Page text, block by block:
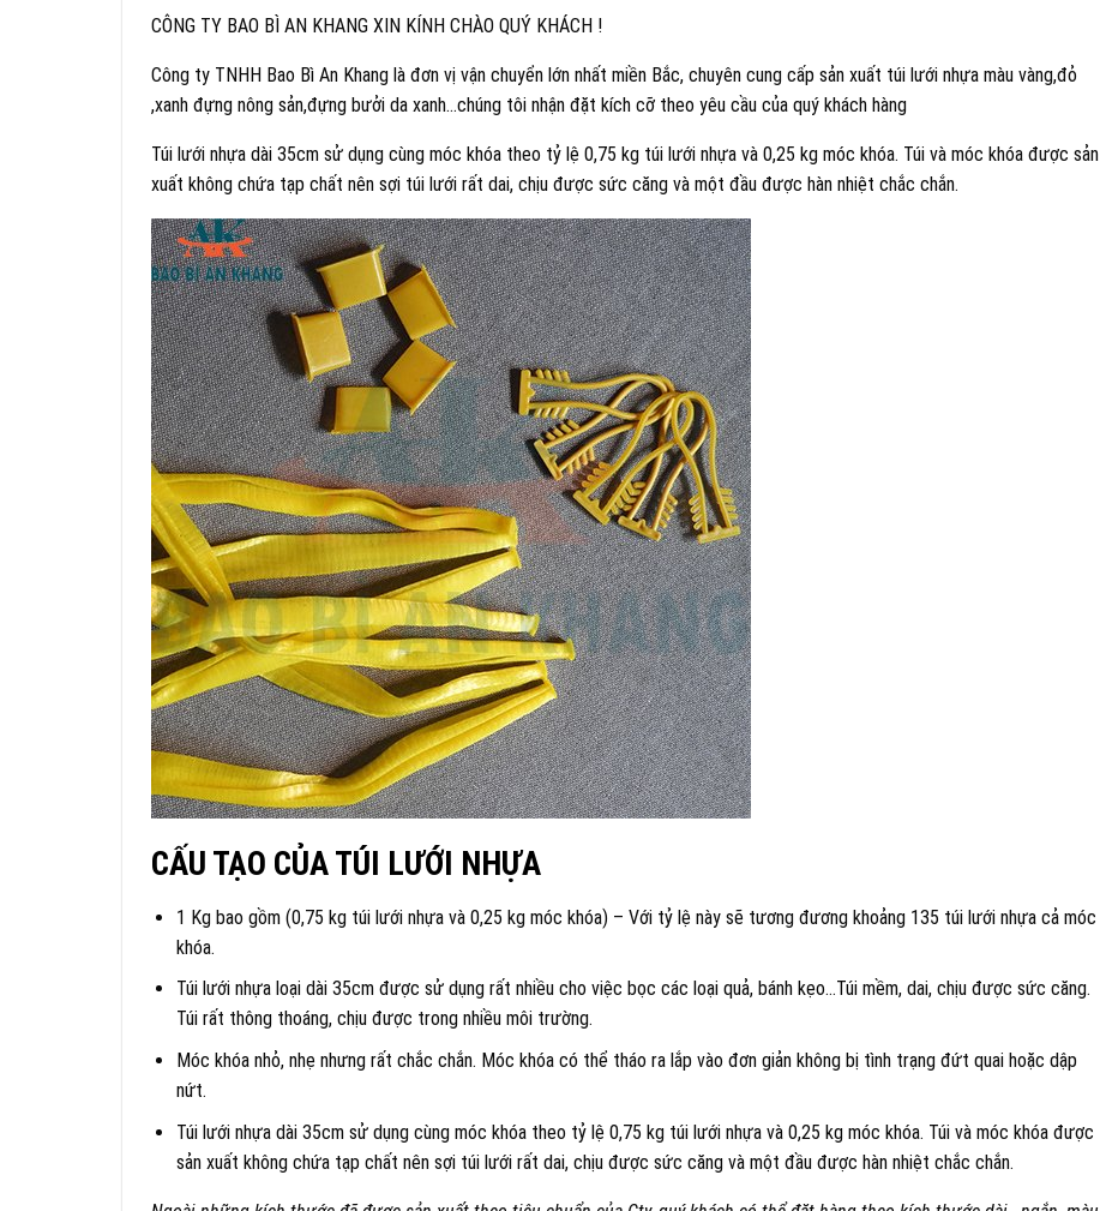
CÔNG TY BAO BÌ AN KHANG XIN KÍNH CHÀO QUÝ KHÁCH !
Công ty TNHH Bao Bì An Khang là đơn vị vận chuyển lớn nhất miền Bắc, chuyên cung cấp sản xuất túi lưới nhựa màu vàng,đỏ
,xanh đựng nông sản,đựng bưởi da xanh…chúng tôi nhận đặt kích cỡ theo yêu cầu của quý khách hàng
Túi lưới nhựa dài 35cm sử dụng cùng móc khóa theo tỷ lệ 0,75 kg túi lưới nhựa và 0,25 kg móc khóa. Túi và móc khóa được sản
xuất không chứa tạp chất nên sợi túi lưới rất dai, chịu được sức căng và một đầu được hàn nhiệt chắc chắn.
CẤU TẠO CỦA TÚI LƯỚI NHỰA
1 Kg bao gồm (0,75 kg túi lưới nhựa và 0,25 kg móc khóa) – Với tỷ lệ này sẽ tương đương khoảng 135 túi lưới nhựa cả móc
khóa.
Túi lưới nhựa loại dài 35cm được sử dụng rất nhiều cho việc bọc các loại quả, bánh kẹo…Túi mềm, dai, chịu được sức căng.
Túi rất thông thoáng, chịu được trong nhiều môi trường.
Móc khóa nhỏ, nhẹ nhưng rất chắc chắn. Móc khóa có thể tháo ra lắp vào đơn giản không bị tình trạng đứt quai hoặc dập
nứt.
Túi lưới nhựa dài 35cm sử dụng cùng móc khóa theo tỷ lệ 0,75 kg túi lưới nhựa và 0,25 kg móc khóa. Túi và móc khóa được
sản xuất không chứa tạp chất nên sợi túi lưới rất dai, chịu được sức căng và một đầu được hàn nhiệt chắc chắn.